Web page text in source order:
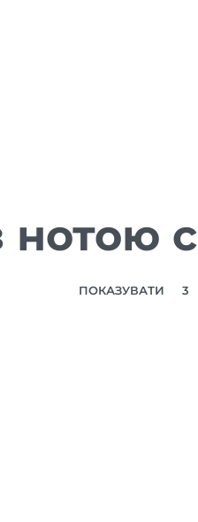
нотою
ПОКАЗУВАТИ 3